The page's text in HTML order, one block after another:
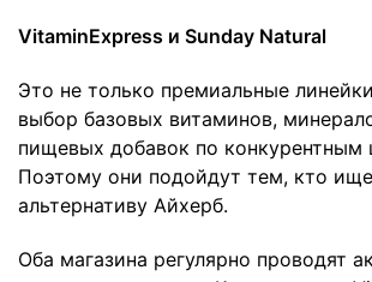
VitaminExpress и Sunday Natural
Это не только премиальные
выбор базовых витаминов,
пищевых добавок по конкурентным
Поэтому они подойдут тем, кто
альтернативу Айхерб.
Оба магазина регулярно проводят